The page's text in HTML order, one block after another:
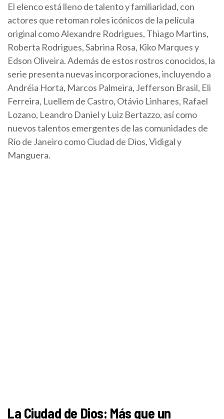
El elenco está lleno de talento y familiaridad, con
actores que retoman roles icónicos de la película
original como Alexandre Rodrigues, Thiago Martins,
Roberta Rodrigues, Sabrina Rosa, Kiko Marques y
Edson Oliveira. Además de estos rostros conocidos, la
serie presenta nuevas incorporaciones, incluyendo a
Andréia Horta, Marcos Palmeira, Jefferson Brasil, Eli
Ferreira, Luellem de Castro, Otávio Linhares, Rafael
Lozano, Leandro Daniel y Luiz Bertazzo, así como
nuevos talentos emergentes de las comunidades de
Río de Janeiro como Ciudad de Dios, Vidigal y
Manguera.
La Ciudad de Dios: Más que un